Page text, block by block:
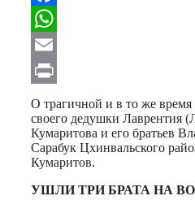
Facebook
WhatsApp
Email
Print
О трагичной и в то же
своего дедушки Лаврентия
Кумаритова и его братьев
Сарабук Цхинвальского
Кумаритов.
УШЛИ ТРИ БРАТА НА